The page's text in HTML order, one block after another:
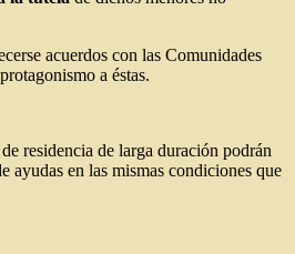
acuerdos con las Comunidades
a éstas.
de larga duración podrán
ayudas en las mismas condiciones que